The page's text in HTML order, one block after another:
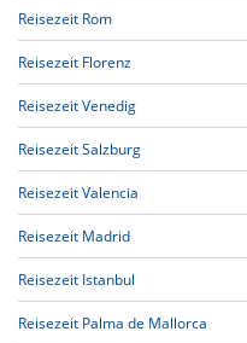
Reisezeit Rom
Reisezeit Florenz
Reisezeit Venedig
Reisezeit Salzburg
Reisezeit Valencia
Reisezeit Madrid
Reisezeit Istanbul
Reisezeit Palma de Mallorca